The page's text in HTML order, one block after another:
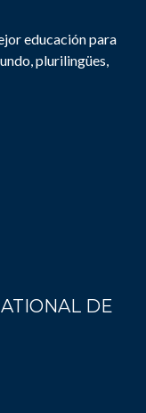
educación para
plurilingües,
DE